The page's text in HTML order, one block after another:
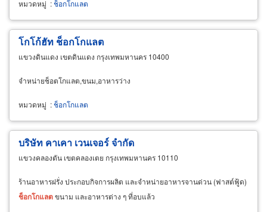
หมวดหมู่ :ช็อกโกแลต
โกโก้ฮัท ช็อกโกแลต
แขวงดินแดง เขตดินแดง กรุงเทพมหานคร 10400
จำหน่ายช็อตโกแลต,ขนม,อาหารว่าง
หมวดหมู่ :ช็อกโกแลต
บริษัท คาเคา เวนเจอร์ จำกัด
แขวงคลองตัน เขตคลองเตย กรุงเทพมหานคร 10110
ร้านอาหารฝรั่ง ประกอบกิจการผลิต และจำหน่ายอาหารจานด่วน (ฟาสต์ฟู้ด)
ช็อกโกแลตขนาม และอาหารต่าง ๆ ที่อบแล้ว